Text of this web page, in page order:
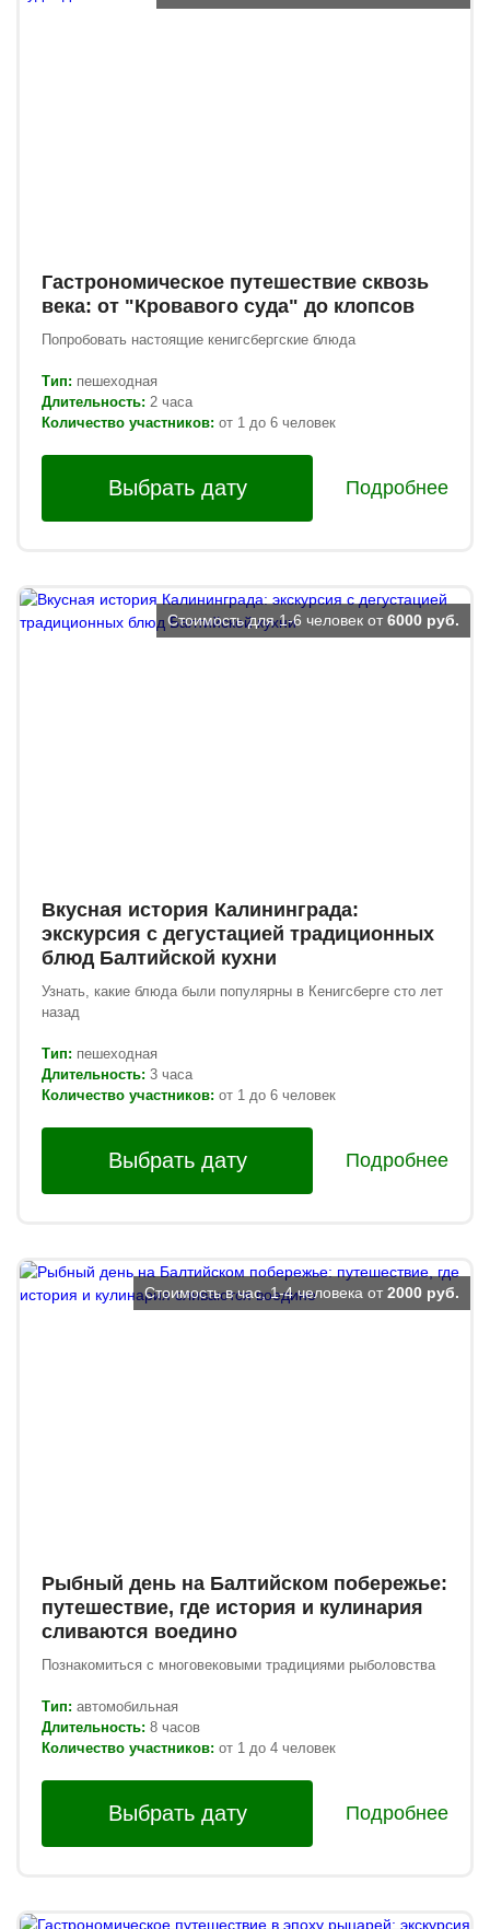
Гастрономическое путешествие сквозь
века: от "Кровавого суда" до клопсов
Попробовать настоящие кенигсбергские блюда
Тип: пешеходная
Длительность: 2 часа
Количество участников: от 1 до 6 человек
Выбрать дату Подробнее
Вкусная история Калининграда:
экскурсия с дегустацией традиционных
блюд Балтийской кухни
Узнать, какие блюда были популярны в Кенигсберге сто лет
назад
Тип: пешеходная
Длительность: 3 часа
Количество участников: от 1 до 6 человек
Стоимость для 1-6 человек от 6000 руб.
Выбрать дату Подробнее
Рыбный день на Балтийском побережье:
путешествие, где история и кулинария
сливаются воедино
Познакомиться с многовековыми традициями рыболовства
Тип: автомобильная
Длительность: 8 часов
Количество участников: от 1 до 4 человек
Стоимость в час, 1-4 человека от 2000 руб.
Выбрать дату Подробнее